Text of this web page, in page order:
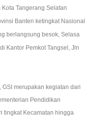
Tangerang Selatan
Banten ketingkat Nasional
berlangsung besok, Selasa
Kantor Pemkot Tangsel, Jln
merupakan kegiatan dari
Pendidikan
tingkat Kecamatan hingga